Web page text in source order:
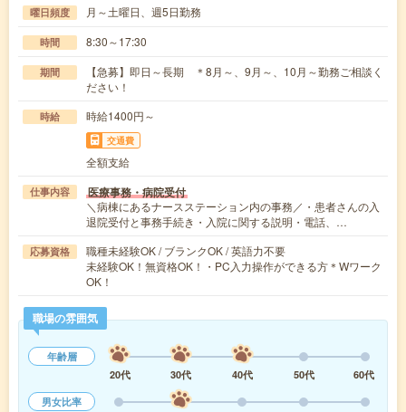
曜日頻度 月～土曜日、週5日勤務
時間 8:30～17:30
期間
【急募】即日～長期 ＊8月～、9月～、10月～勤務ご相談く
ださい！
時給 時給1400円～
交通費
全額支給
仕事内容 医療事務・病院受付
＼病棟にあるナースステーション内の事務／・患者さんの入
退院受付と事務手続き・入院に関する説明・電話、…
応募資格
職種未経験OK / ブランクOK / 英語力不要
未経験OK！無資格OK！・PC入力操作ができる方＊Wワーク
OK！
職場の雰囲気
年齢層
20代
30代 40代 50代
60代
男女比率